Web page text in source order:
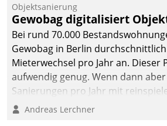
Objektsanierung
Gewobag digitalisiert
Bei rund 70.000
Gewobag in Berlin
Mieterwechsel pro Jahr an. Dieser
aufwendig genug. Wenn dann
Sanierungen pro Jahr mit
Betreuungs- und
Andreas Lerchner